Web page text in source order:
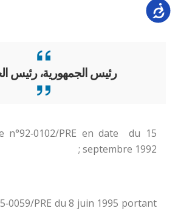
رئيس الجمهورية، رئيس
n°92‑0102/PRE en date du 15
septembre 1992 ;
PRE du 8 juin 1995 portant